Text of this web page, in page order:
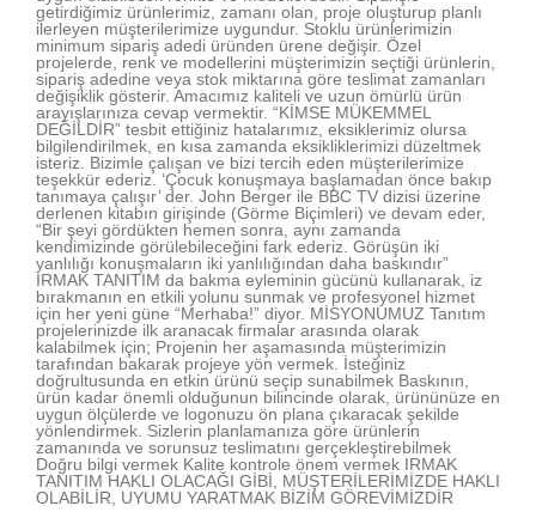
getirdiğimiz ürünlerimiz, zamanı olan, proje oluşturup planlı
ilerleyen müşterilerimize uygundur. Stoklu ürünlerimizin
minimum sipariş adedi üründen ürene değişir. Özel
projelerde, renk ve modellerini müşterimizin seçtiği ürünlerin,
sipariş adedine veya stok miktarına göre teslimat zamanları
değişiklik gösterir. Amacımız kaliteli ve uzun ömürlü ürün
arayışlarınıza cevap vermektir. “KİMSE MÜKEMMEL
DEĞİLDİR” tesbit ettiğiniz hatalarımız, eksiklerimiz olursa
bilgilendirilmek, en kısa zamanda eksikliklerimizi düzeltmek
isteriz. Bizimle çalışan ve bizi tercih eden müşterilerimize
teşekkür ederiz. ‘Çocuk konuşmaya başlamadan önce bakıp
tanımaya çalışır’ der. John Berger ile BBC TV dizisi üzerine
derlenen kitabın girişinde (Görme Biçimleri) ve devam eder,
“Bir şeyi gördükten hemen sonra, aynı zamanda
kendimizinde görülebileceğini fark ederiz. Görüşün iki
yanlılığı konuşmaların iki yanlılığından daha baskındır”
IRMAK TANITIM da bakma eyleminin gücünü kullanarak, iz
bırakmanın en etkili yolunu sunmak ve profesyonel hizmet
için her yeni güne “Merhaba!” diyor. MİSYONUMUZ Tanıtım
projelerinizde ilk aranacak firmalar arasında olarak
kalabilmek için; Projenin her aşamasında müşterimizin
tarafından bakarak projeye yön vermek. İsteğiniz
doğrultusunda en etkin ürünü seçip sunabilmek Baskının,
ürün kadar önemli olduğunun bilincinde olarak, ürününüze en
uygun ölçülerde ve logonuzu ön plana çıkaracak şekilde
yönlendirmek. Sizlerin planlamanıza göre ürünlerin
zamanında ve sorunsuz teslimatını gerçekleştirebilmek
Doğru bilgi vermek Kalite kontrole önem vermek IRMAK
TANITIM HAKLI OLACAĞI GİBİ, MÜŞTERİLERİMİZDE HAKLI
OLABİLİR, UYUMU YARATMAK BİZİM GÖREVİMİZDİR